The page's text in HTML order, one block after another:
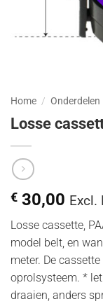
Home / Onderdelen
Losse
€ 30,00 Excl.
Losse cassette,
model belt, en
meter. De
oprolsysteem. *
draaien, anders